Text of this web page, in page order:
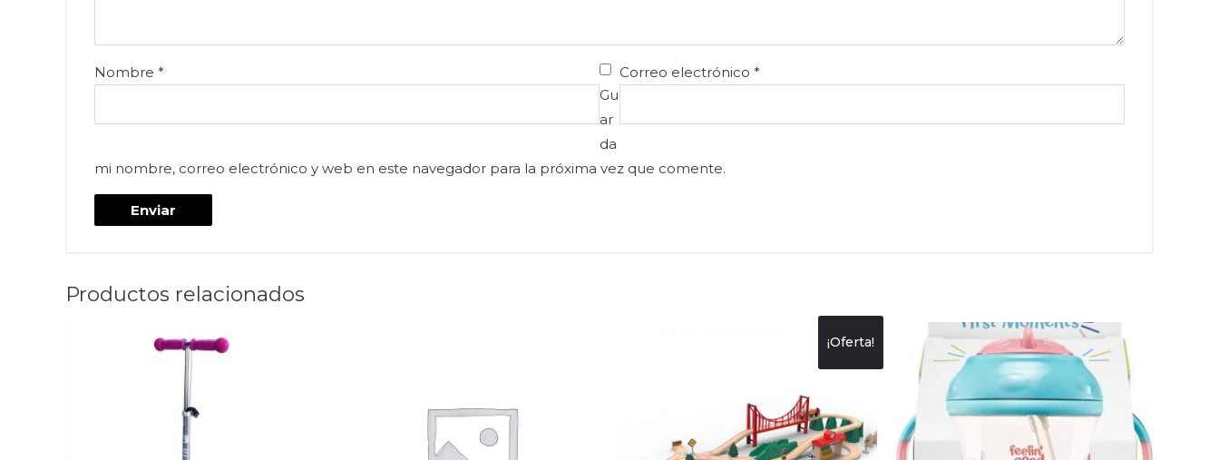
Nombre * Correo electrónico*
Gu
ar
da
mi nombre, correo electrónico y web en este navegador para la próxima vez que comente.
Productos relacionados
¡Oferta!